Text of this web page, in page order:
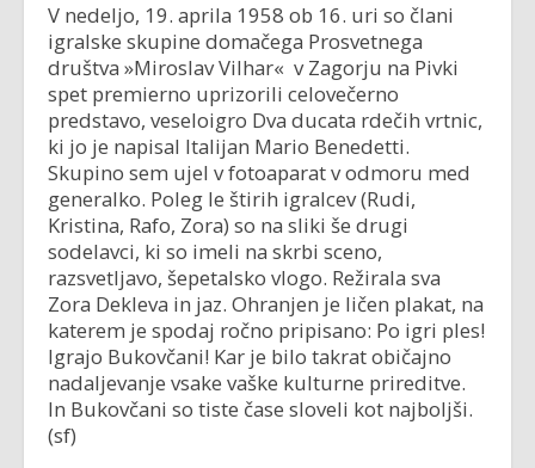
V nedeljo, 19. aprila 1958 ob 16. uri so člani
igralske skupine domačega Prosvetnega
društva »Miroslav Vilhar« v Zagorju na Pivki
spet premierno uprizorili celovečerno
predstavo, veseloigro Dva ducata rdečih vrtnic,
ki jo je napisal Italijan Mario Benedetti.
Skupino sem ujel v fotoaparat v odmoru med
generalko. Poleg le štirih igralcev (Rudi,
Kristina, Rafo, Zora) so na sliki še drugi
sodelavci, ki so imeli na skrbi sceno,
razsvetljavo, šepetalsko vlogo. Režirala sva
Zora Dekleva in jaz. Ohranjen je ličen plakat, na
katerem je spodaj ročno pripisano: Po igri ples!
Igrajo Bukovčani! Kar je bilo takrat običajno
nadaljevanje vsake vaške kulturne prireditve.
In Bukovčani so tiste čase sloveli kot najboljši.
(sf)